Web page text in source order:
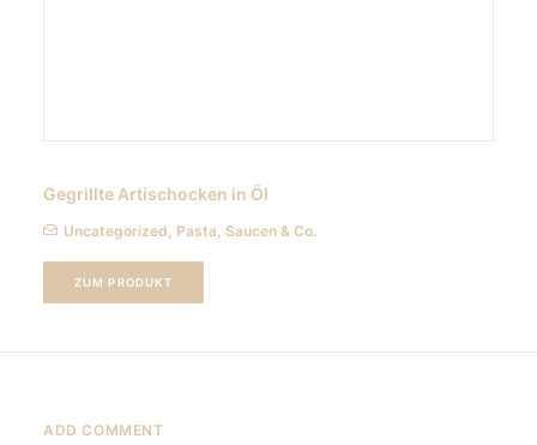
Gegrillte Artischocken in Öl
Uncategorized, Pasta, Saucen & Co.
ZUM PRODUKT
ADD COMMENT